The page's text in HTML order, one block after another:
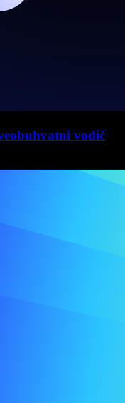
vodič